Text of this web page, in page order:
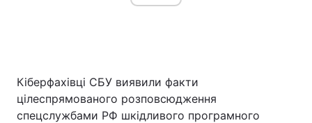
Кіберфахівці СБУ виявили факти
цілеспрямованого розповсюдження
спецслужбами РФ шкідливого програмного